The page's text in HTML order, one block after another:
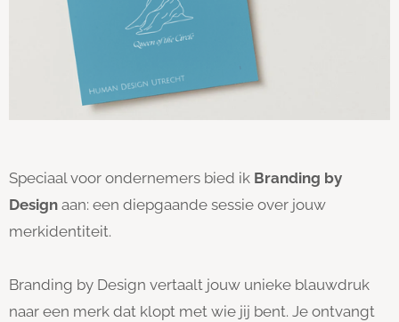
Speciaal voor ondernemers bied ik Branding by
Design aan: een diepgaande sessie over jouw
merkidentiteit.
Branding by Design vertaalt jouw unieke blauwdruk
naar een merk dat klopt met wie jij bent. Je ontvangt